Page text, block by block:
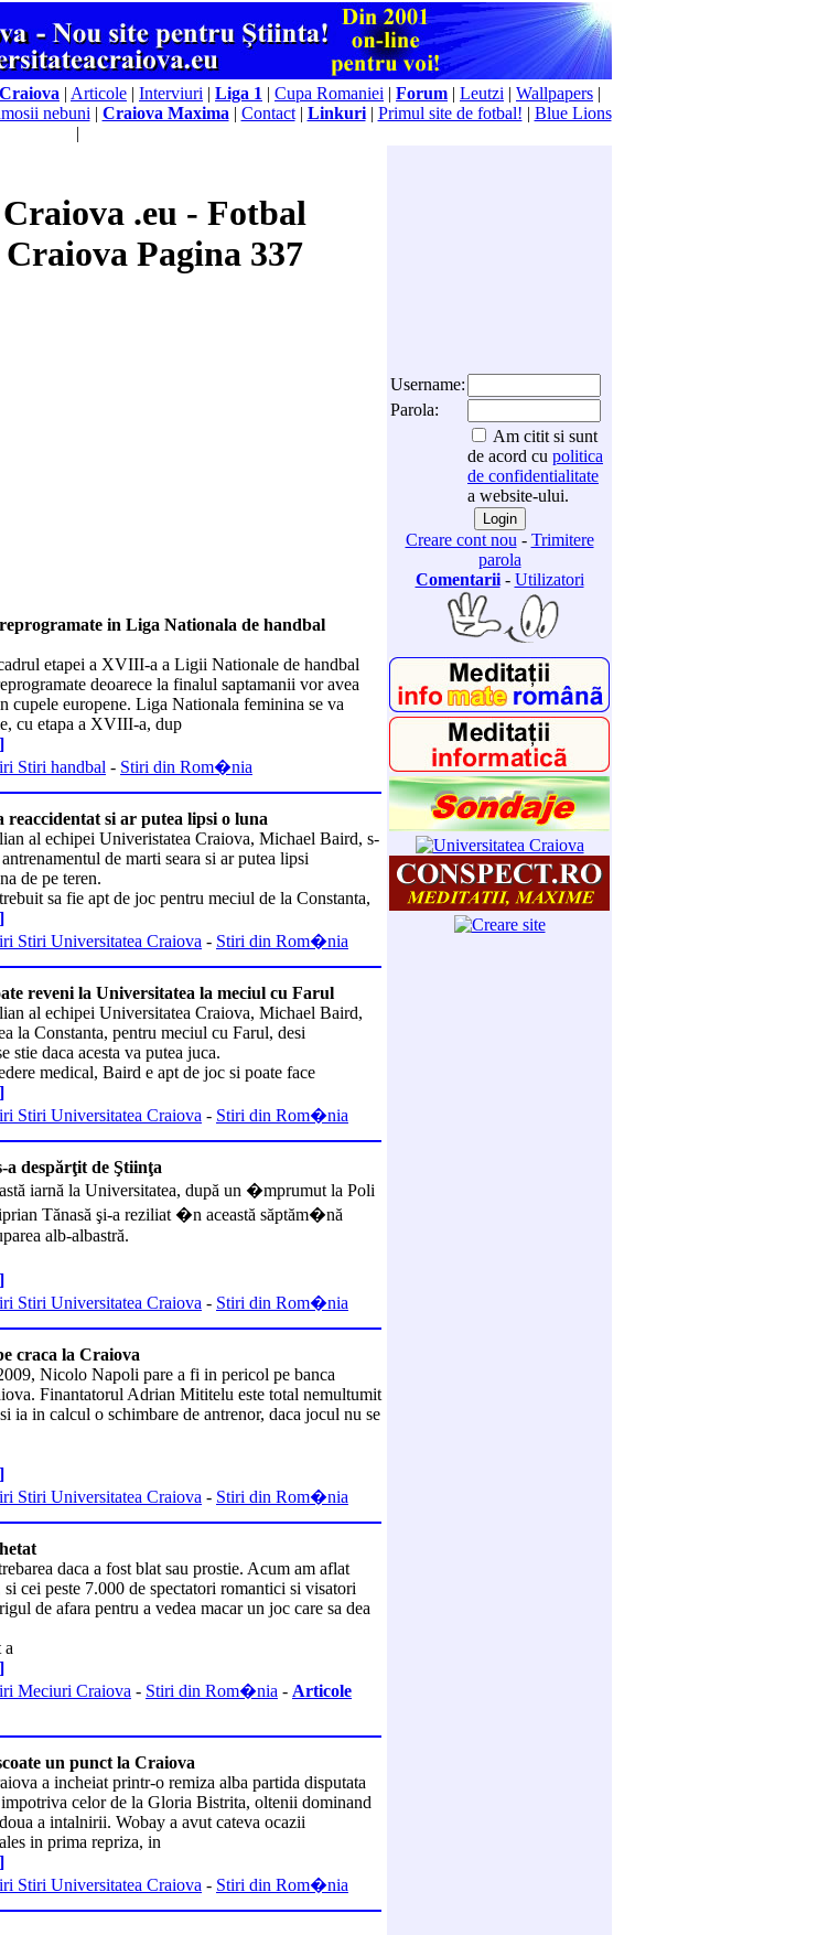
| Articole | Interviuri | Liga 1 | Cupa Romaniei | Forum | Leutzi | Wallpapers |
nebuni | Craiova Maxima | Contact| Linkuri| Primul site de fotbal! | Blue Lions
|
.eu - Fotbal
Pagina 337
in Liga Nationala de handbal
etapei a XVIII-a a Ligii Nationale de handbal
deoarece la finalul saptamanii vor avea
cupele europene. Liga Nationala feminina se va
cu etapa a XVIII-a, dup
Stiri handbal - Stiri din Rom�nia
reaccidentat si ar putea lipsi o luna
al echipei Univeristatea Craiova, Michael Baird, s-
de marti seara si ar putea lipsi
de pe teren.
sa fie apt de joc pentru meciul de la Constanta,
Stiri Universitatea Craiova - Stiri din Rom�nia
reveni la Universitatea la meciul cu Farul
al echipei Universitatea Craiova, Michael Baird,
la Constanta, pentru meciul cu Farul, desi
stie daca acesta va putea juca.
medical, Baird e apt de joc si poate face
Stiri Universitatea Craiova - Stiri din Rom�nia
a despărţit de Ştiinţa
iarnă la Universitatea, după un �mprumut la Poli
Tănasă şi-a reziliat �n această săptăm�nă
alb-albastră.
Stiri Universitatea Craiova - Stiri din Rom�nia
craca la Craiova
Nicolo Napoli pare a fi in pericol pe banca
Finantatorul Adrian Mititelu este total nemultumit
ia in calcul o schimbare de antrenor, daca jocul nu se
Stiri Universitatea Craiova - Stiri din Rom�nia
daca a fost blat sau prostie. Acum am aflat
si cei peste 7.000 de spectatori romantici si visatori
de afara pentru a vedea macar un joc care sa dea
a
Meciuri Craiova - Stiri din Rom�nia - Articole
un punct la Craiova
a incheiat printr-o remiza alba partida disputata
celor de la Gloria Bistrita, oltenii dominand
a intalnirii. Wobay a avut cateva ocazii
in prima repriza, in
Stiri Universitatea Craiova - Stiri din Rom�nia
Username:
Parola:
Am citit si sunt
de acord cu politica
de confidentialitate
a website-ului.
Creare cont nou - Trimitere
parola
Comentarii- Utilizatori